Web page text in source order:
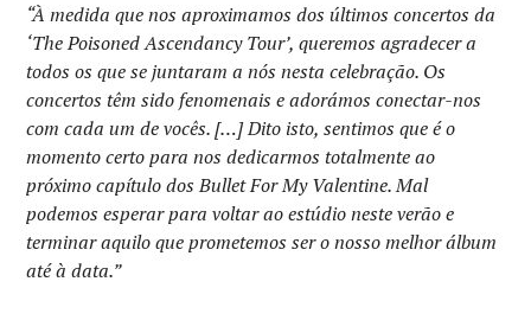
“À medida que nos aproximamos dos últimos concertos da
‘The Poisoned Ascendancy Tour’, queremos agradecer a
todos os que se juntaram a nós nesta celebração. Os
concertos têm sido fenomenais e adorámos conectar-nos
com cada um de vocês. […] Dito isto, sentimos que é o
momento certo para nos dedicarmos totalmente ao
próximo capítulo dos Bullet For My Valentine. Mal
podemos esperar para voltar ao estúdio neste verão e
terminar aquilo que prometemos ser o nosso melhor álbum
até à data.”